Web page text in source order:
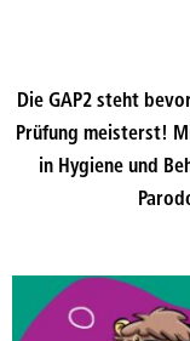
Die GAP2 steht
Prüfung meisterst!
in Hygiene und